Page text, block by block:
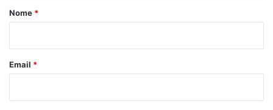
o
Nome *
Email *